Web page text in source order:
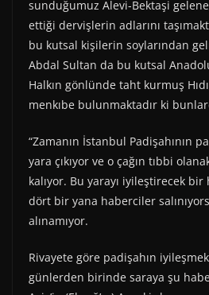
sunduğumuz Alevi-Bektaşi
ettiği dervişlerin adlarını
bu kutsal kişilerin soylarından
Abdal Sultan da bu kutsal
Halkın gönlünde taht kurmuş
menkıbe bulunmaktadır ki
“Zamanın İstanbul Padişahının
yara çıkıyor ve o çağın tıbbi
kalıyor. Bu yarayı iyileştirecek
dört bir yana haberciler
alınamıyor.
Rivayete göre padişahın
günlerden birinde saraya şu